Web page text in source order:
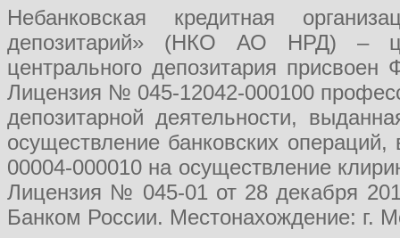
Небанковская кредитная
депозитарий» (НКО АО НРД) –
центрального депозитария
Лицензия № 045-12042-000100
депозитарной деятельности,
осуществление банковских
00004-000010 на осуществление
Лицензия № 045-01 от 28 декабря
Банком России. Местонахождение: г.